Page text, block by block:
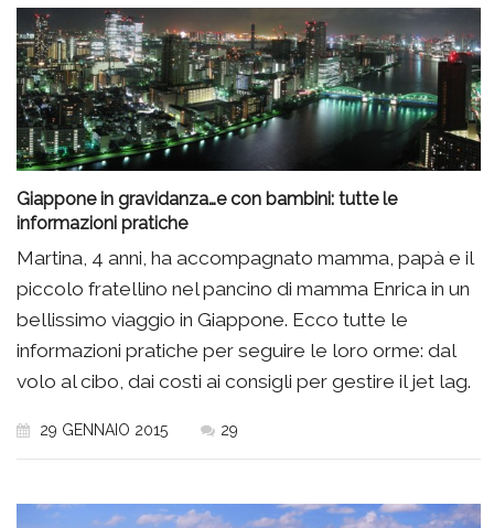
Giappone in gravidanza…e con bambini: tutte le
informazioni pratiche
Martina, 4 anni, ha accompagnato mamma, papà e il
piccolo fratellino nel pancino di mamma Enrica in un
bellissimo viaggio in Giappone. Ecco tutte le
informazioni pratiche per seguire le loro orme: dal
volo al cibo, dai costi ai consigli per gestire il jet lag.
29 GENNAIO 2015 29